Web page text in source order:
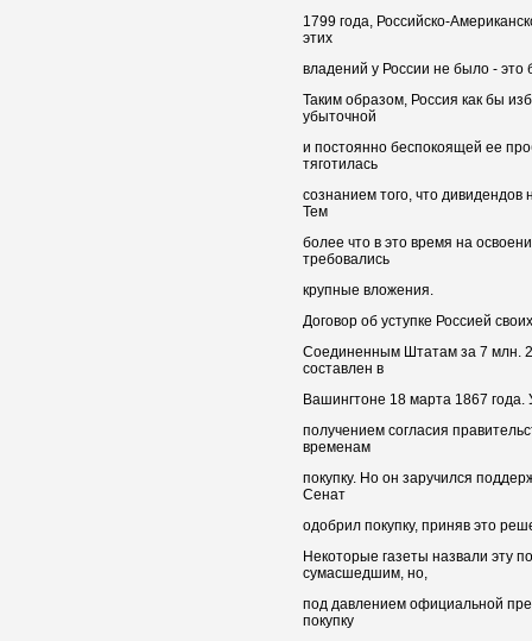
1799 года, Российско-
этих
владений у России не было -
Таким образом, Россия как бы
убыточной
и постоянно беспокоящей ее
тяготилась
сознанием того, что
Тем
более что в это время на
требовались
крупные вложения.
Договор об уступке Россией
Соединенным Штатам за 7 млн.
составлен в
Вашингтоне 18 марта 1867
получением согласия
временам
покупку. Но он заручился
Сенат
одобрил покупку, приняв это
Некоторые газеты назвали эту
сумасшедшим, но,
под давлением официальной
покупку